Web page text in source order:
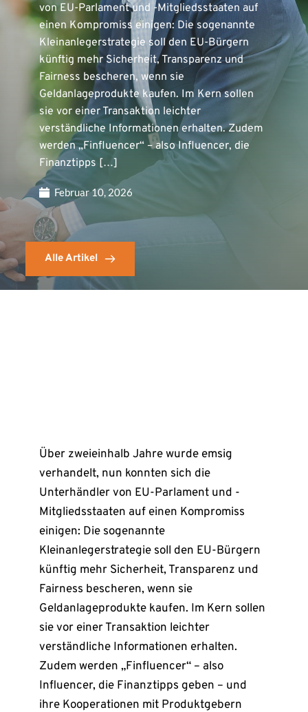
von EU-Parlament und -Mitgliedsstaaten auf
einen Kompromiss einigen: Die sogenannte
Kleinanlegerstrategie soll den EU-Bürgern
künftig mehr Sicherheit, Transparenz und
Fairness bescheren, wenn sie
Geldanlageprodukte kaufen. Im Kern sollen
sie vor einer Transaktion leichter
verständliche Informationen erhalten. Zudem
werden „Finfluencer“ – also Influencer, die
Finanztipps […]
Februar 10, 2026
Alle Artikel
Über zweieinhalb Jahre wurde emsig
verhandelt, nun konnten sich die
Unterhändler von EU-Parlament und -
Mitgliedsstaaten auf einen Kompromiss
einigen: Die sogenannte
Kleinanlegerstrategie soll den EU-Bürgern
künftig mehr Sicherheit, Transparenz und
Fairness bescheren, wenn sie
Geldanlageprodukte kaufen. Im Kern sollen
sie vor einer Transaktion leichter
verständliche Informationen erhalten.
Zudem werden „Finfluencer“ – also
Influencer, die Finanztipps geben – und
ihre Kooperationen mit Produktgebern